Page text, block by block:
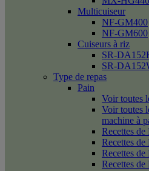
Multicuiseur
NF-GM400
NF-GM600
Cuiseurs à riz
SR-
SR-
Type de repas
Pain
Voir toutes
Voir toutes
machine à
Recettes de
Recettes de
Recettes de
Recettes de